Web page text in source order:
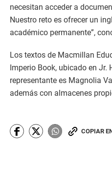
necesitan acceder a
Nuestro reto es ofrecer un
académico permanente”,
Los textos de Macmillan
Imperio Book, ubicado en
representante es Magnolia
además con almacenes
COPIAR